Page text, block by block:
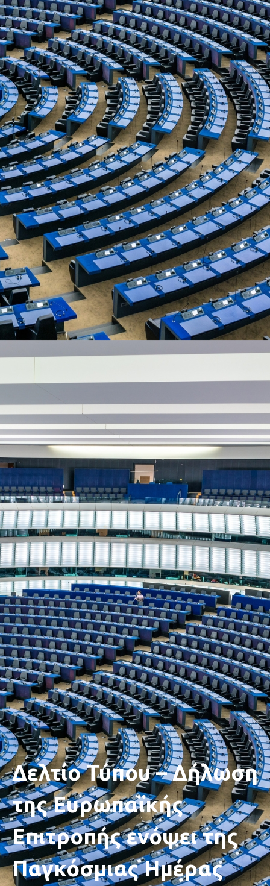
Δελτίο Τύπου – Δήλωση
της Ευρωπαϊκής
Επιτροπής ενόψει της
Παγκόσμιας Ημέρας